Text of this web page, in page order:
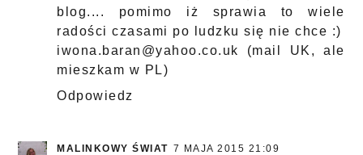
blog.... pomimo iż sprawia to wiele
radości czasami po ludzku się nie chce :)
iwona.baran@yahoo.co.uk (mail UK, ale
mieszkam w PL)
Odpowiedz
MALINKOWY ŚWIAT 7 MAJA 2015 21:09